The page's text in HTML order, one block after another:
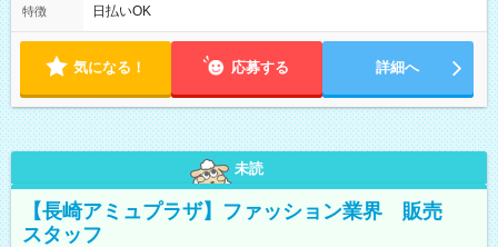
にご相談・お問い合わせをメールで返信してください。
特徴 日払いOK
気になる！ 応募する 詳細へ
未読
【長崎アミュプラザ】ファッション業界 販売
スタッフ